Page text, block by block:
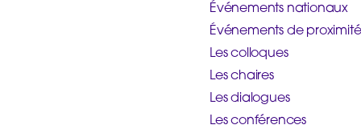
Événements nationaux
Événements de proximité
Les colloques
Les chaires
Les dialogues
Les conférences